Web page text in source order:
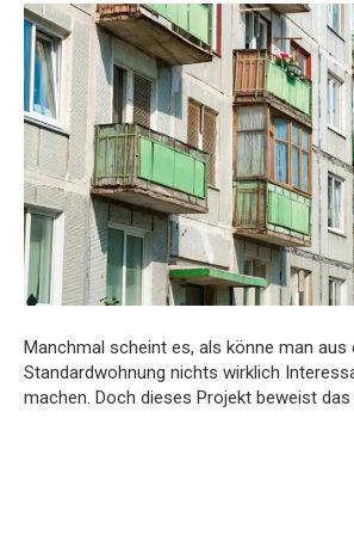
Manchmal scheint es, als könne man aus
Standardwohnung nichts wirklich
machen. Doch dieses Projekt beweist das